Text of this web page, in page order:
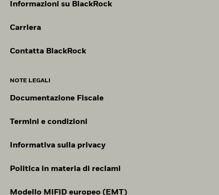
Informazioni su BlackRock
Carriera
Contatta BlackRock
NOTE LEGALI
Documentazione Fiscale
Termini e condizioni
Informativa sulla privacy
Politica in materia di reclami
Modello MiFiD europeo (EMT)